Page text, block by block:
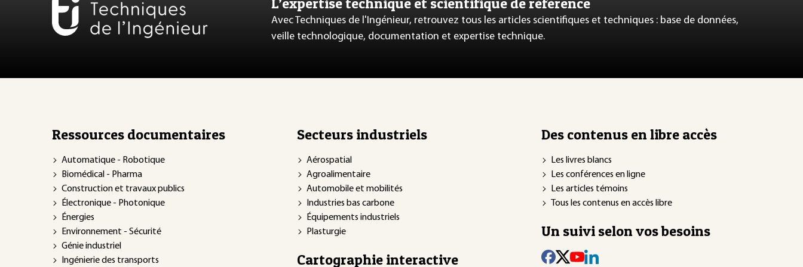
Avec Techniques de l'Ingénieur, retrouvez tous les articles scientifiques et techniques : base de données,
veille technologique, documentation et expertise technique.
Ressources documentaires
Automatique - Robotique
Biomédical - Pharma
Construction et travaux publics
Électronique - Photonique
Énergies
Environnement - Sécurité
Génie industriel
Ingénierie des transports
Secteurs industriels
Aérospatial
Agroalimentaire
Automobile et mobilités
Industries bas carbone
Équipements industriels
Plasturgie
Cartographie interactive
Des contenus en libre accès
Les livres blancs
Les conférences en ligne
Les articles témoins
Tous les contenus en accès libre
Un suivi selon vos besoins